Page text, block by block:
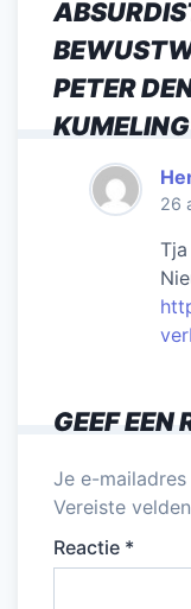
k
PETER
KUMELING
26
GEEF EEN
Je e-
Vereiste
Reactie *